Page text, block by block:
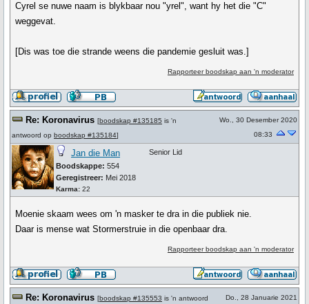
Cyrel se nuwe naam is blykbaar nou "yrel", want hy het die "C"
weggevat.
[Dis was toe die strande weens die pandemie gesluit was.]
Rapporteer boodskap aan 'n moderator
Re: Koronavirus [boodskap #135185 is 'n
antwoord op boodskap #135184]
Wo., 30 Desember 2020
08:33
Jan die Man
Boodskappe: 554
Geregistreer: Mei 2018
Karma: 22
Senior Lid
Moenie skaam wees om 'n masker te dra in die publiek nie.
Daar is mense wat Stormerstruie in die openbaar dra.
Rapporteer boodskap aan 'n moderator
Re: Koronavirus [boodskap #135553 is 'n antwoord
Do., 28 Januarie 2021